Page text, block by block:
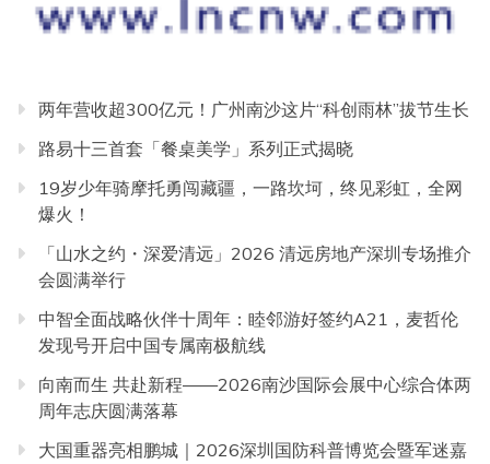
两年营收超300亿元！广州南沙这片“科创雨林”拔节生长
路易十三首套「餐桌美学」系列正式揭晓
19岁少年骑摩托勇闯藏疆，一路坎坷，终见彩虹，全网
爆火！
「山水之约・深爱清远」2026 清远房地产深圳专场推介
会圆满举行
中智全面战略伙伴十周年：睦邻游好签约A21，麦哲伦
发现号开启中国专属南极航线
向南而生 共赴新程——2026南沙国际会展中心综合体两
周年志庆圆满落幕
大国重器亮相鹏城｜2026深圳国防科普博览会暨军迷嘉